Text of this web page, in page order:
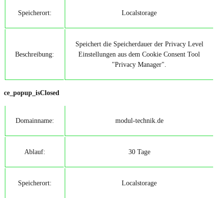
Speicherort: Localstorage
Beschreibung:
Speichert die Speicherdauer der Privacy Level
Einstellungen aus dem Cookie Consent Tool
"Privacy Manager".
ce_popup_isClosed
Domainname: modul-technik.de
Ablauf: 30 Tage
Speicherort: Localstorage